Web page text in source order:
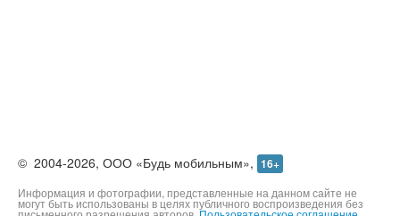
© 2004-2026, ООО «Будь мобильным», 16+
Информация и фотографии, представленные на данном сайте не
могут быть использованы в целях публичного воспроизведения без